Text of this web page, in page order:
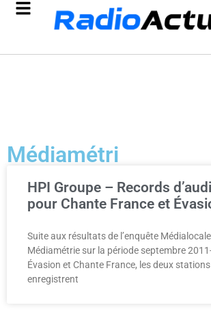
Médiamétri
HPI Groupe – Records
pour Chante France et
Suite aux résultats de l’enquête
Médiamétrie sur la période septembre
Évasion et Chante France, les deux
enregistrent